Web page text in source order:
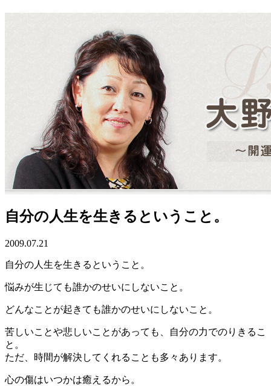
自分の人生を生きるということ。
2009.07.21
自分の人生を生きるということ。
悩みが生じても誰かのせいにしないこと。
どんなことが起きても誰かのせいにしないこと。
苦しいことや悲しいことがあっても、自分の力でのりきるこ
と。
ただ、時間が解決してくれることも多々あります。
心の傷はいつかは癒えるから。